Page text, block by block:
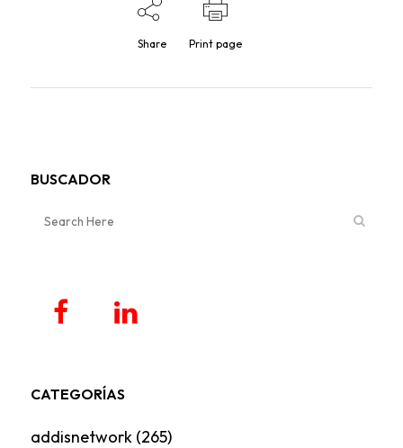
Share Print page
BUSCADOR
CATEGORÍAS
addisnetwork(265)